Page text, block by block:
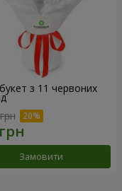
з 11 червоних
Замовити